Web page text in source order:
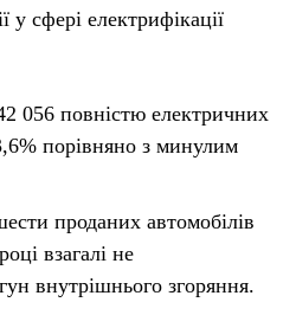
у сфері електрифікації
056 повністю електричних
порівняно з минулим
проданих автомобілів
взагалі не
внутрішнього згоряння.